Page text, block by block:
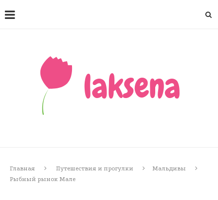
Главная Путешествия и прогулки
Мальдивы
Рыбный рынок Мале